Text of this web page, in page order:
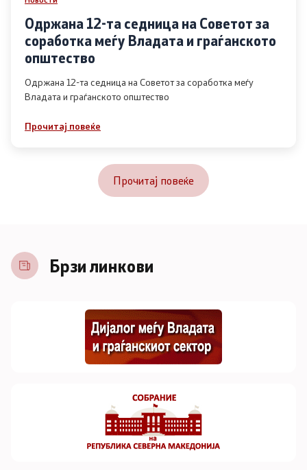
Одржана 12-та седница на Советот за
соработка меѓу Владата и граѓанското
општество
Одржана 12-та седница на Советот за соработка меѓу
Владата и граѓанското општество
Прочитај повеќе
Прочитај повеќе
Брзи линкови